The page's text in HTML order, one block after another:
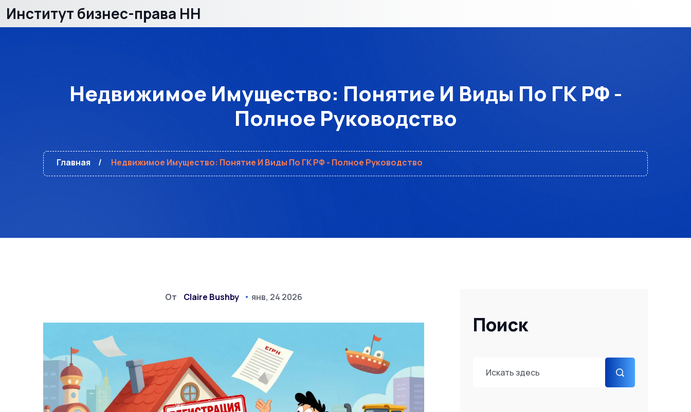
Институт бизнес-права НН
Недвижимое Имущество: Понятие И Виды По ГК РФ -
Полное Руководство
Главная Недвижимое Имущество: Понятие И Виды По ГК РФ - Полное Руководство
Поиск
От Claire Bushby янв, 24 2026